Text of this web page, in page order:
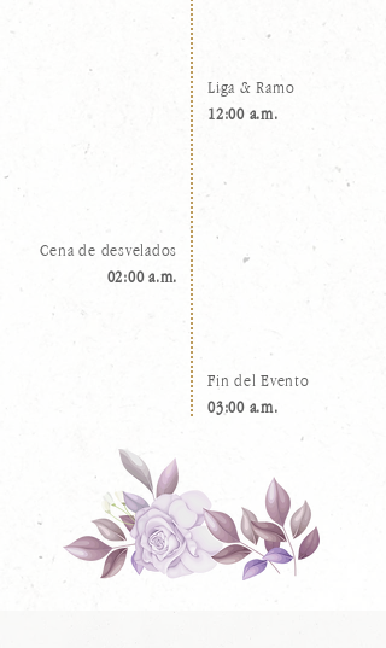
Liga & Ramo
12:00 a.m.
Cena de desvelados
02:00 a.m.
Fin del Evento
03:00 a.m.